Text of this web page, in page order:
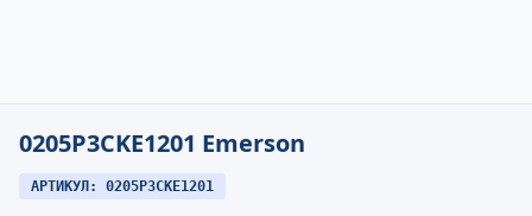
0205P3CKE1201 Emerson
АРТИКУЛ: 0205P3CKE1201